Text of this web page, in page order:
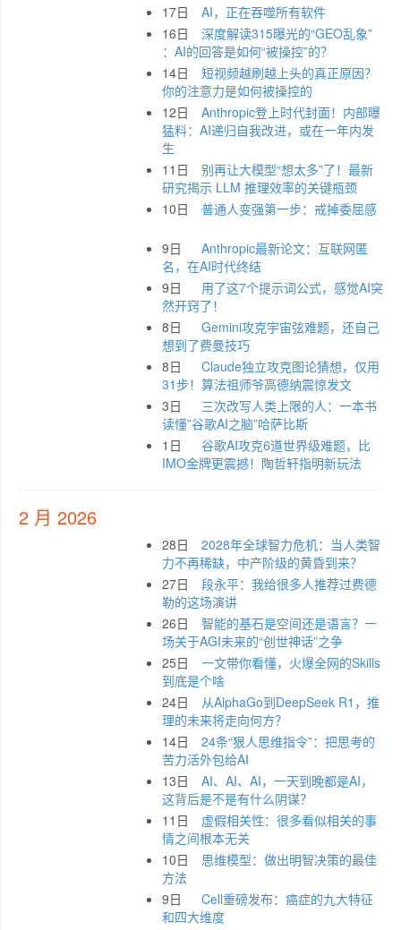
17日
AI，正在吞噬所有软件
16日
深度解读315曝光的“GEO乱象”
：AI的回答是如何“被操控”的？
14日
短视频越刷越上头的真正原因？
你的注意力是如何被操控的
12日
Anthropic登上时代封面！内部曝
猛料：AI递归自我改进，或在一年内发
生
11日
别再让大模型“想太多”了！最新
研究揭示 LLM 推理效率的关键瓶颈
10日
普通人变强第一步：戒掉委屈感
9日
Anthropic最新论文：互联网匿
名，在AI时代终结
9日
用了这7个提示词公式，感觉AI突
然开窍了！
8日
Gemini攻克宇宙弦难题，还自己
想到了费曼技巧
8日
Claude独立攻克图论猜想，仅用
31步！算法祖师爷高德纳震惊发文
3日
三次改写人类上限的人：一本书
读懂”谷歌AI之脑”哈萨比斯
1日
谷歌AI攻克6道世界级难题，比
IMO金牌更震撼！陶哲轩指明新玩法
2 月 2026
28日
2028年全球智力危机：当人类智
力不再稀缺，中产阶级的黄昏到来？
27日
段永平：我给很多人推荐过费德
勒的这场演讲
26日
智能的基石是空间还是语言？一
场关于AGI未来的“创世神话”之争
25日
一文带你看懂，火爆全网的Skills
到底是个啥
24日
从AlphaGo到DeepSeek R1，推
理的未来将走向何方？
14日
24条“狠人思维指令”：把思考的
苦力活外包给AI
13日
AI、AI、AI，一天到晚都是AI，
这背后是不是有什么阴谋？
11日
虚假相关性：很多看似相关的事
情之间根本无关
10日
思维模型：做出明智决策的最佳
方法
9日
Cell重磅发布：癌症的九大特征
和四大维度